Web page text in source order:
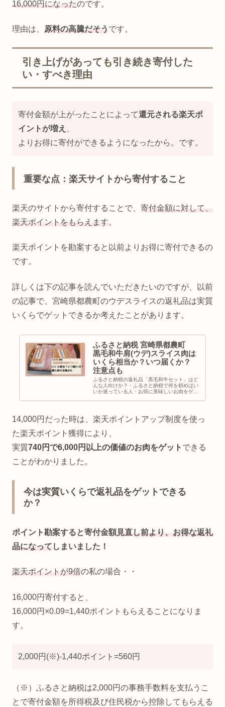
16,000円になったのです。
理由は、 原料の高騰だそうです。
引き上げがあっても引き続き寄付した
い・すべき理由
寄付金額が上がったことによって還元される楽天ポ
イントが増え
よりお得に寄付ができるようになったから。です。
重要な点：楽天サイトから寄付すること
楽天のサイトから寄付することで、 寄付金額に対して、
楽天ポイントをもらえます。
楽天ポイントを勘案すると以前よりお得に寄付できるの
です。
詳しくは下の記事を読んでいただきたいのですが、以前
の記事で、宮崎県都農町のウデスライスの返礼品は実質
いくらでゲットできるか考えたことがあります。
ふるさと納税 宮崎県都農町
黒毛和牛肩(ウデ)スライス肉は
いくら相当か？いつ届くか？
注意点も
ふるさと納税の返礼品「黒毛和牛セット」はど
んな人向けか？・ふるさと納税で何を頼めばい
いか迷っている人・お得に美味しいお肉をゲッ
14,000円だった時は、楽天ポイントアップ制度を使っ
た楽天ポイント獲得により、
実質740円で6,000円以上の価値のお肉をゲット できる
ことがわかりました。
今は実質いくらで返礼品をゲットできる
か？
ポイント勘案すると寄付金額見直し前より、お得な返礼
品になってしまいました！
楽天ポイントが9倍の私の場合・・
16,000円寄付すると、
16,000円×0.09=1,440ポイントもらえることになりま
す。
2,000円(※)-1,440ポイント=560円
（※）ふるさと納税は2,000円の事務手数料を支払うこ
とで寄付金額を所得税及び住民税から控除してもらえる